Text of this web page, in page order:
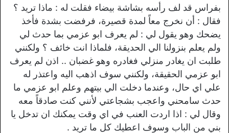
بفراس قد لف رأسه بشاشة بيضاء فقلت له : ماذا تريد ؟
فقال : أن نخرج معاً لمدة قصيرة، فرفضت بشدة فأخذ
يضحك وهو يقول لي : لم يعرف ابو عزمي بما حدث لي
ولم يعلم بنزولنا الي الحديقة، فلماذا انت خائف ؟ ولكنني
طلبت ان يغادر منزلي فغادره وهو غضبان .. اذن لم يعرف
ابو عزمي الحقيقة، ولكنني سوف اذهب اليه واعتذر له
علي اي حال، وعندما دخلت الي بيتهم وعلم ابو عزمي ما
حدث سامحني واعجب بشجاعتي لأنني كنت صادقاً معه
وقال لي : اذا اردت العنب في اي وقت يمكنك ان تدخل يا
بني من الباب وسوف اعطيك كل ما تريد .